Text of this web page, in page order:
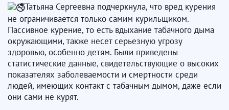
Татьяна Сергеевна подчеркнула, что вред курения
не ограничивается только самим курильщиком.
Пассивное курение, то есть вдыхание табачного дыма
окружающими, также несет серьезную угрозу
здоровью, особенно детям. Были приведены
статистические данные, свидетельствующие о высоких
показателях заболеваемости и смертности среди
людей, имеющих контакт с табачным дымом, даже если
они сами не курят.